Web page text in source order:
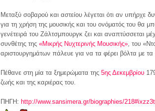
Μεταξύ σοβαρού και αστείου λέγεται ότι αν υπήρχε
για τη χρήση της μουσικής και του ονόματός του θα
γενέτειρά του Ζάλτσμπουργκ ζει και αναπτύσσεται
συνθέτης της «Μικρής Νυχτερινής Μουσικής», του
αριστουργημάτων πάλευε για να τα φέρει βόλτα με τα
Πέθανε στη μία τα ξημερώματα της 5ης Δεκεμβρίου
ζωής και της καριέρας του.
ΠΗΓΗ: http://www.sansimera.gr/biographies/